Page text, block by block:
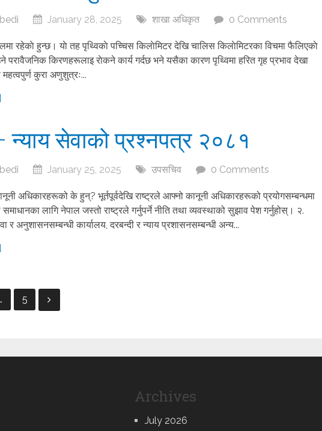
January 28, 2025 शाखा अधिकृत 0 Comments
रहेकाे हुन्छ। याे तह पृथ्विकाे पच्चिस किलाेमिटर देखि चालिस किलाेमिटरका विचमा फैलिएकाे
किरणहरूलाइ राेकने कार्य गर्दछ भने यसैका कारण पृथ्विमा हरित गृह प्रभाव देखा
कुरा अणुशुत्रः...
सेवाको प्रश्नपत्र २०८१
January 25, 2025 उपसचिव 0 Comments
अधिकारहरूको के हुन्? भूर्तपूर्वदेखि राष्ट्रले आफ्नो कानूनी अधिकारहरूको प्रयोगसम्बन्धमा
लागि नेपाल जस्तो राष्ट्रले गर्नुपर्ने नीति तथा व्यवस्थाको सुझाव पेश गर्नुहोस्। २.
र अनुशासनसम्बन्धी कार्यालय, दरबन्दी र न्याय प्रशासनसम्बन्धी अन्य...
5
Archives
July 2026